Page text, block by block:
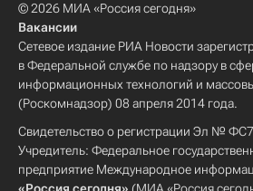
© 2026 МИА «Россия сегодня»
Вакансии
Сетевое издание РИА Новости
в Федеральной службе по надзору в
информационных технологий и
(Роскомнадзор) 08 апреля 2014 года.
Свидетельство о регистрации Эл №
Учредитель: Федеральное
предприятие Международное